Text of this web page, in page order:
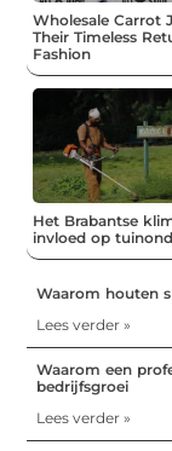
Wholesale Carrot
Their Timeless
Fashion
Het Brabantse
invloed op
Waarom houten
Lees verder »
Waarom een
bedrijfsgroei
Lees verder »